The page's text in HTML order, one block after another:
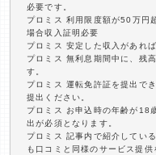
必要です。
プロミス 利用限度額が50万円
場合収入証明必要
プロミス 安定した収入があれ
プロミス 無利息期間中に、残
す。
プロミス 運転免許証を提出で
提出ください。
プロミス お申込時の年齢が18
出が必須となります。
プロミス 記事内で紹介してい
も口コミと同様のサービス提